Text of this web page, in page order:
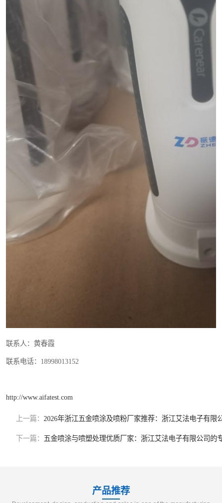
联系人：黄春霞
联系电话：18998013152
http://www.aifatest.com
上一篇： 2026年浙江五金喷涂及喷粉厂家推荐：浙江艾法电子有限
下一篇： 五金喷涂与喷塑处理优质厂家：浙江艾法电子有限公司的
产品推荐